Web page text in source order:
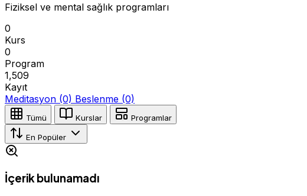
Fiziksel ve mental sağlık programları
0
Kurs
0
Program
1,509
Kayıt
Meditasyon (0) Beslenme (0)
Tümü Kurslar Programlar
En Popüler
İçerik bulunamadı